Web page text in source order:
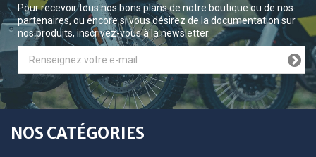
Pour recevoir tous nos bons plans de notre boutique ou de nos
partenaires, ou encore si vous désirez de la documentation sur
nos produits, inscrivez-vous à la newsletter.
NOS CATÉGORIES